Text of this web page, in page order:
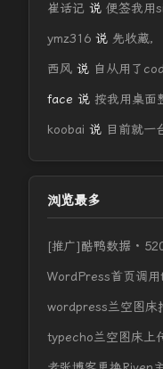
崔话记 说 便签我用
ymz316 说 先收藏
西风 说 自从用了
face 说 按我用桌面
koobai 说 目前就一
浏览最多
[推广]酷鸭数据 ·
WordPress首页调
wordpress兰空图床
typecho兰空图床上